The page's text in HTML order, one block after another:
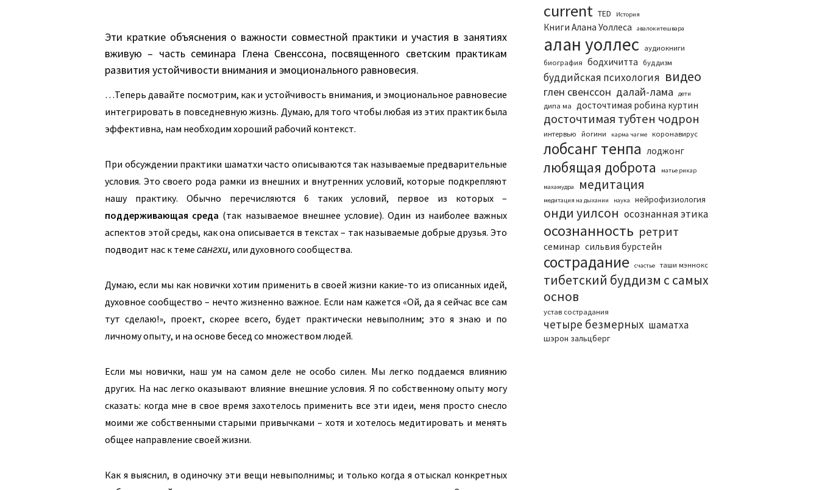
Эти краткие объяснения о важности совместной практики и участия в занятиях
вживую – часть семинара Глена Свенссона, посвященного светским практикам
развития устойчивости внимания и эмоционального равновесия.
…Теперь давайте посмотрим, как и устойчивость внимания, и эмоциональное равновесие
интегрировать в повседневную жизнь. Думаю, для того чтобы любая из этих практик была
эффективна, нам необходим хороший рабочий контекст.
При обсуждении практики шаматхи часто описываются так называемые предварительные
условия. Это своего рода рамки из внешних и внутренних условий, которые подкрепляют
нашу практику. Обычно перечисляются 6 таких условий, первое из которых –
поддерживающая среда (так называемое внешнее условие). Один из наиболее важных
аспектов этой среды, как она описывается в текстах – так называемые добрые друзья. Это
подводит нас к теме сангхи, или духовного сообщества.
Думаю, если мы как новички хотим применить в своей жизни какие-то из описанных идей,
духовное сообщество – нечто жизненно важное. Если нам кажется «Ой, да я сейчас все сам
тут сделаю!», проект, скорее всего, будет практически невыполним; это я знаю и по
личному опыту, и на основе бесед со множеством людей.
Если мы новички, наш ум на самом деле не особо силен. Мы легко поддаемся влиянию
других. На нас легко оказывают влияние внешние условия. Я по собственному опыту могу
сказать: когда мне в свое время захотелось применить все эти идеи, меня просто снесло
моими же собственными старыми привычками – хотя и хотелось медитировать и менять
общее направление своей жизни.
Как я выяснил, в одиночку эти вещи невыполнимы; и только когда я отыскал конкретных
current TED История
Книги Алана Уоллеса авалокитешвара
алан уоллес
аудиокниги
биография бодхичитта буддизм
буддийская психология видео
глен свенссон далай-лама дети
дипа ма досточтимая робина куртин
досточтимая тубтен чодрон
интервью йогини карма чагме коронавирус
лобсанг тенпа лоджонг
любящая доброта матье рикар
махамудра медитация
медитация на дыхании наука нейрофизиология
онди уилсон осознанная этика
осознанность ретрит
семинар сильвия бурстейн
сострадание счастье таши мэннокс
тибетский буддизм с самых
основ
устав сострадания
четыре безмерных шаматха
шэрон зальцберг